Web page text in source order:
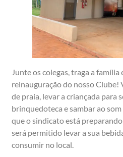
Junte os colegas, traga a família
reinauguração do nosso Clube!
de praia, levar a criançada para
brinquedoteca e sambar ao
que o sindicato está
será permitido levar a sua
consumir no local.